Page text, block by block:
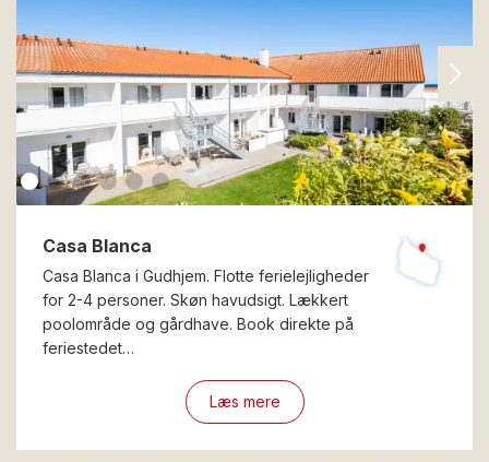
Casa Blanca
Casa Blanca i Gudhjem. Flotte ferielejligheder
for 2-4 personer. Skøn havudsigt. Lækkert
poolområde og gårdhave. Book direkte på
feriestedet…
Læs mere